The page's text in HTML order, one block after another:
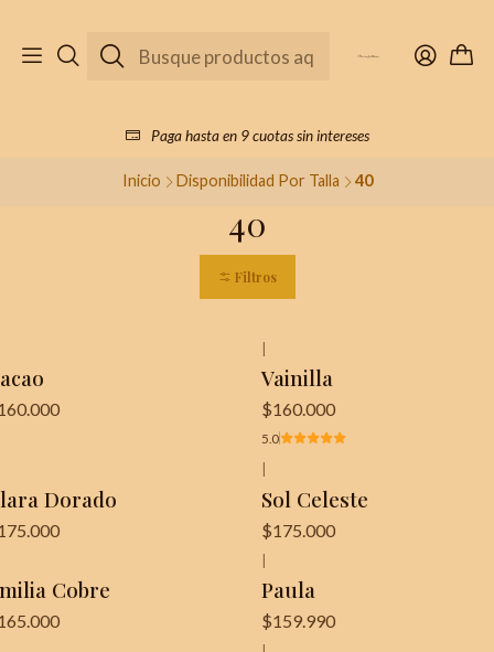
Paga hasta en 9 cuotas sin intereses
Inicio Disponibilidad Por Talla 40
40
Filtros
Vainilla
$160.000
5.0
Dorado Sol Celeste
$175.000
Cobre
|
Paula
$159.990